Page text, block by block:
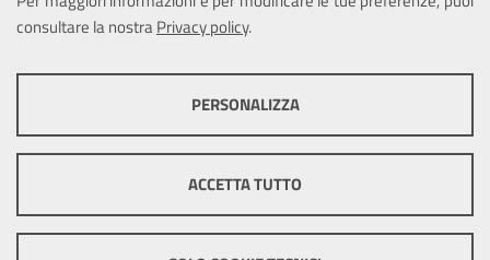
consultare la nostraPrivacy policy.
ottimale per ogni utente. Essi non raccolgono i tuoi dati e le tue
informazioni di navigazione per scopi di marketing e profilazione, e
pertanto possono essere utilizzati senza bisogno di acquisire il tuo
PERSONALIZZA
ACCETTA TUTTO
Mappa del sito
Cookie